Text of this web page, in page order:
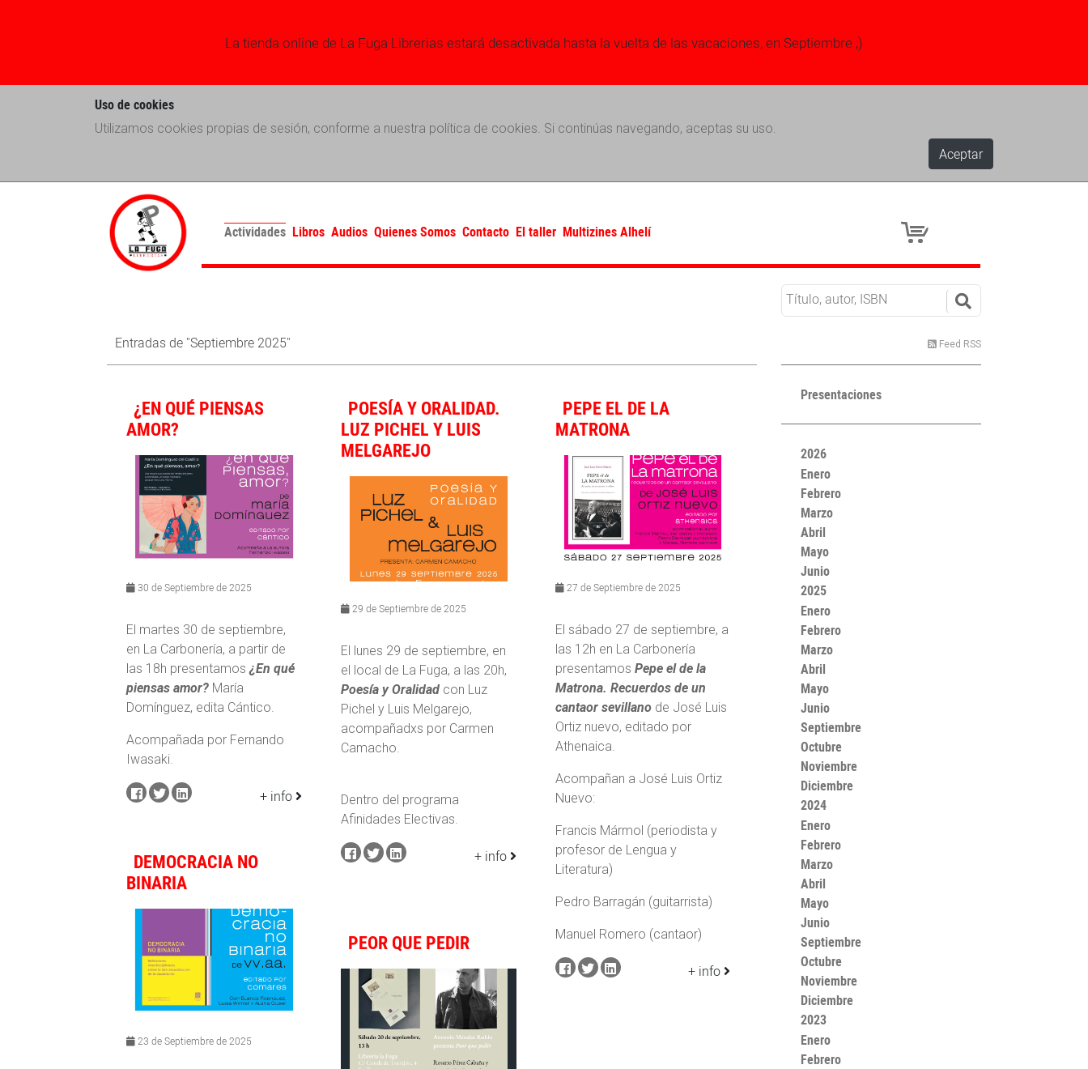
La tienda online de La Fuga Librerias estará desactivada hasta la vuelta de las vacaciones, en Septiembre ;)
Uso de cookies
Utilizamos cookies propias de sesión, conforme a nuestra política de cookies. Si continúas navegando, aceptas su uso.
Aceptar
Actividades Libros Audios Quienes Somos Contacto El taller Multizines Alhelí
Entradas de "Septiembre 2025"
¿EN QUÉ PIENSAS
AMOR?
30 de Septiembre de 2025
El martes 30 de septiembre,
en La Carbonería, a partir de
las 18h presentamos¿En qué
piensas amor? María
Domínguez, edita Cántico.
Acompañada por Fernando
Iwasaki.
+ info
POESÍA Y ORALIDAD.
LUZ PICHEL Y LUIS
MELGAREJO
29 de Septiembre de 2025
El lunes 29 de septiembre, en
el local de La Fuga, a las 20h,
Poesía y Oralidadcon Luz
Pichel y Luis Melgarejo,
acompañadxs por Carmen
Camacho.
Dentro del programa
Afinidades Electivas.
+ info
PEPE EL DE LA
MATRONA
27 de Septiembre de 2025
El sábado 27 de septiembre, a
las 12h en La Carbonería
presentamos Pepe el de la
Matrona. Recuerdos de un
cantaor sevillanode José Luis
Ortiz nuevo, editado por
Athenaica.
Acompañan a José Luis Ortiz
Nuevo:
Francis Mármol (periodista y
profesor de Lengua y
Literatura)
Pedro Barragán (guitarrista)
Manuel Romero (cantaor)
+ info
DEMOCRACIA NO
BINARIA
23 de Septiembre de 2025
PEOR QUE PEDIR
Feed RSS
Presentaciones
2026
Enero
Febrero
Marzo
Abril
Mayo
Junio
2025
Enero
Febrero
Marzo
Abril
Mayo
Junio
Septiembre
Octubre
Noviembre
Diciembre
2024
Enero
Febrero
Marzo
Abril
Mayo
Junio
Septiembre
Octubre
Noviembre
Diciembre
2023
Enero
Febrero